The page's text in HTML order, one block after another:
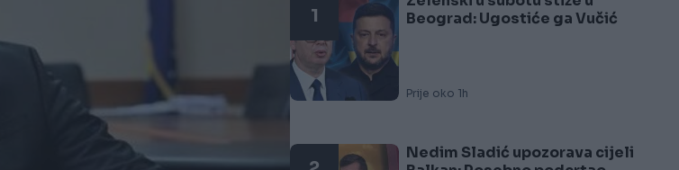
1
Beograd: Ugostiće ga Vučić
Prije oko 1h
Nedim Sladić upozorava cijeli